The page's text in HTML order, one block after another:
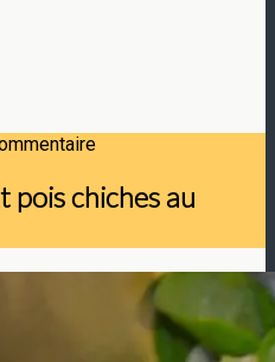
pois chiches au